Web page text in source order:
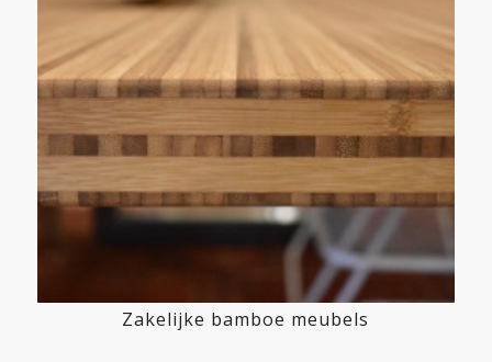
Zakelijke bamboe meubels